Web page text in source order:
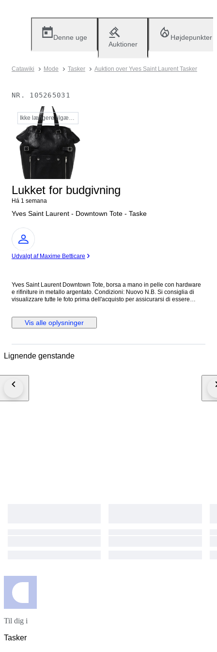
Denne uge
Auktioner
Højdepunkter
Catawiki Mode Tasker Auktion over Yves Saint Laurent Tasker
NR. 105265031
Ikke længere tilgængelig
Lukket for budgivning
Há 1 semana
Yves Saint Laurent - Downtown Tote - Taske
Ekspert
Udvalgt af Maxime Betticare
Yves Saint Laurent Downtown Tote, borsa a mano in pelle con hardware
e rifiniture in metallo argentato. Condizioni: Nuovo N.B. Si consiglia di
visualizzare tutte le foto prima dell'acquisto per assicurarsi di essere
INV.1189/25 MAR25145021
Vis alle oplysninger
Lignende genstande
Til dig i
Tasker